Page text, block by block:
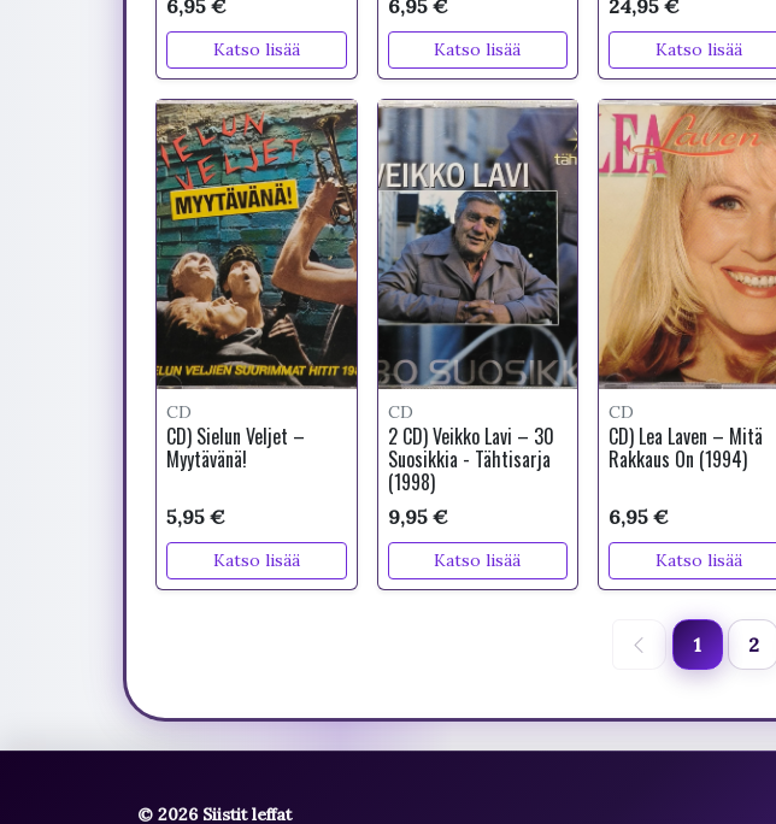
6,95 €
Katso lisää
6,95 €
Katso lisää
24,95 €
Katso lisää
CD
CD) Sielun Veljet –
Myytävänä!
5,95 €
Katso lisää
CD
2 CD) Veikko Lavi – 30
Suosikkia - Tähtisarja
(1998)
9,95 €
Katso lisää
CD
CD) Lea Laven – Mitä
Rakkaus On (1994)
6,95 €
Katso lisää
1 2
© 2026 Siistit leffat